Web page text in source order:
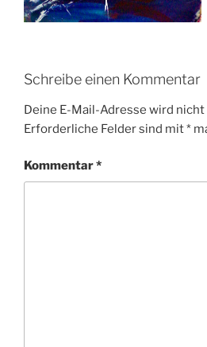
Schreibe einen Kommentar
Deine E-Mail-Adresse wird
Erforderliche Felder sind mit*
Kommentar*